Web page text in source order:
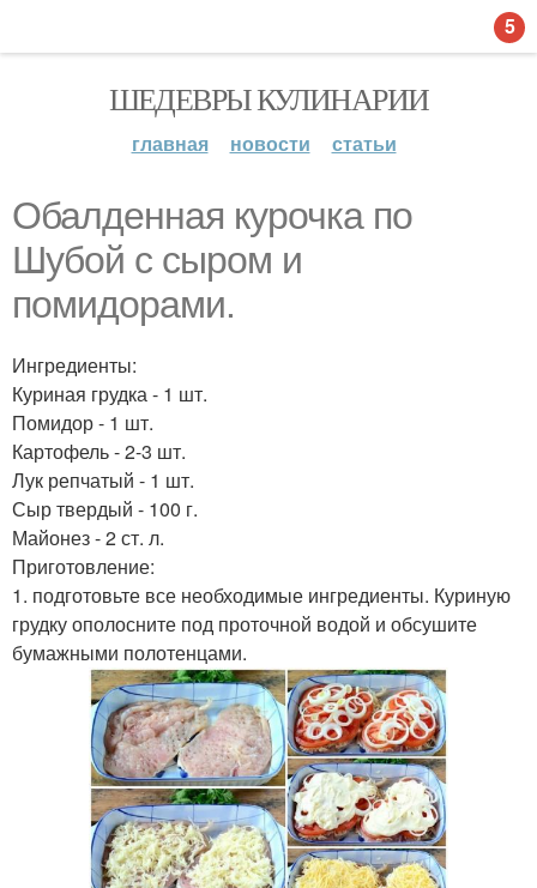
ШЕДЕВРЫ КУЛИНАРИИ
главная новости статьи
Обалденная курочка по
Шубой с сыром и
помидорами.
Ингредиенты:
Куриная грудка - 1 шт.
Помидор - 1 шт.
Картофель - 2-3 шт.
Лук репчатый - 1 шт.
Сыр твердый - 100 г.
Майонез - 2 ст. л.
Приготовление:
1. подготовьте все необходимые ингредиенты. Куриную
грудку ополосните под проточной водой и обсушите
бумажными полотенцами.
5